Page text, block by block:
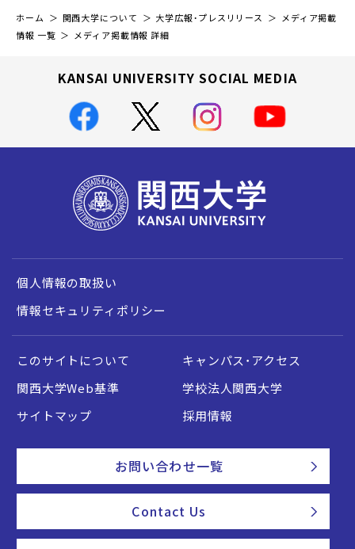
ホーム 関西大学について 大学広報・プレスリリース
メディア掲載
情報 一覧
メディア掲載情報 詳細
KANSAI UNIVERSITY SOCIAL MEDIA
個人情報の取扱い
情報セキュリティポリシー
このサイトについて
キャンパス・アクセス
関西大学Web基準
学校法人関西大学
サイトマップ
採用情報
お問い合わせ一覧
Contact Us